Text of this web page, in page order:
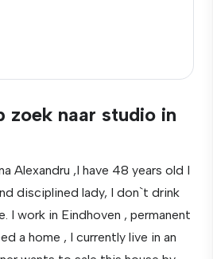
zoek naar studio in
Alexandru ,I have 48 years old I
disciplined lady, I don`t drink
I work in Eindhoven , permanent
a home , I currently live in an